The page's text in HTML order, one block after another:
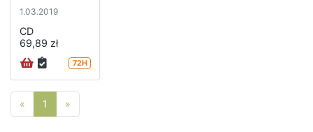
1.03.2019
CD
69,89 zł
72H
« Poprzednia strona
1 »